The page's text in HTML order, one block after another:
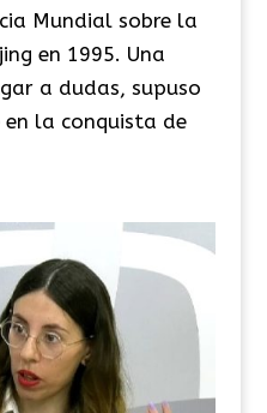
Mundial sobre la
en 1995. Una
a dudas, supuso
la conquista de